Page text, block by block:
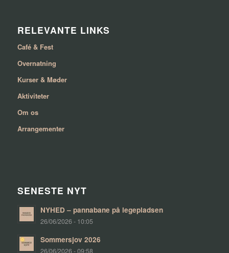
RELEVANTE LINKS
Café & Fest
Overnatning
Kurser & Møder
Aktiviteter
Om os
Arrangementer
SENESTE NYT
NYHED – pannabane på legepladsen
26/06/2026 - 10:05
Sommersjov 2026
26/06/2026 - 09:58